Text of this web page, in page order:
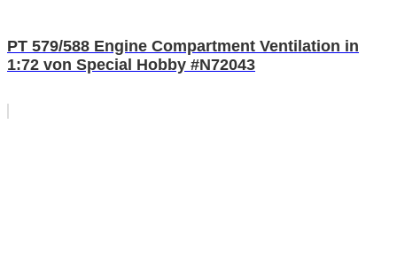
PT 579/588 Engine Compartment Ventilation in
1:72 von Special Hobby #N72043